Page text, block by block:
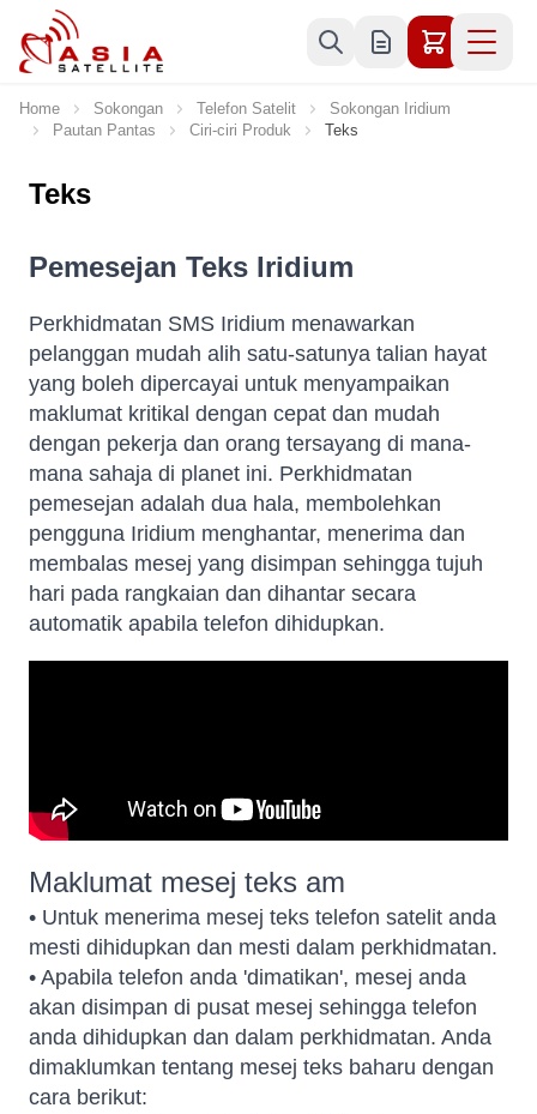
Skip to Content
Home Sokongan Telefon Satelit
Sokongan Iridium
Pautan Pantas
Ciri-ciri Produk Teks
Teks
Pemesejan Teks Iridium
Perkhidmatan SMS Iridium menawarkan
pelanggan mudah alih satu-satunya talian hayat
yang boleh dipercayai untuk menyampaikan
maklumat kritikal dengan cepat dan mudah
dengan pekerja dan orang tersayang di mana-
mana sahaja di planet ini. Perkhidmatan
pemesejan adalah dua hala, membolehkan
pengguna Iridium menghantar, menerima dan
membalas mesej yang disimpan sehingga tujuh
hari pada rangkaian dan dihantar secara
automatik apabila telefon dihidupkan.
Maklumat mesej teks am
• Untuk menerima mesej teks telefon satelit anda
mesti dihidupkan dan mesti dalam perkhidmatan.
• Apabila telefon anda 'dimatikan', mesej anda
akan disimpan di pusat mesej sehingga telefon
anda dihidupkan dan dalam perkhidmatan. Anda
dimaklumkan tentang mesej teks baharu dengan
cara berikut: